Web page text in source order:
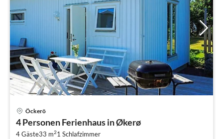
Öckerö
4 Personen Ferienhaus in Økerø
4 Gäste33 m21 Schlafzimmer